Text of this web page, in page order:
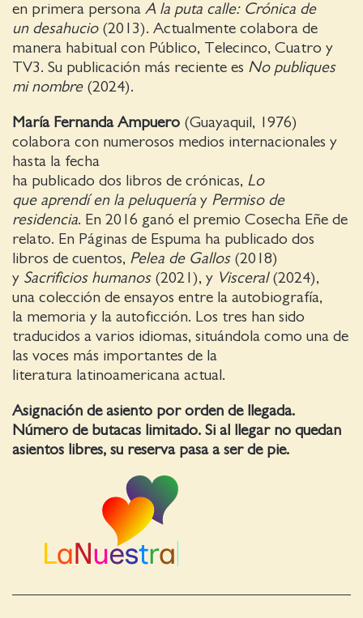
en primera persona A la puta calle: Crónica de
un desahucio(2013). Actualmente colabora de
manera habitual con Público, Telecinco, Cuatro y
TV3. Su publicación más reciente es No publiques
mi nombre (2024).
María Fernanda Ampuero (Guayaquil, 1976)
colabora con numerosos medios internacionales y
hasta la fecha
ha publicado dos libros de crónicas, Lo
que aprendí en la peluquería y Permiso de
residencia. En 2016 ganó el premio Cosecha Eñe de
relato. En Páginas de Espuma ha publicado dos
libros de cuentos, Pelea de Gallos(2018)
y Sacrificios humanos(2021), y Visceral(2024),
una colección de ensayos entre la autobiografía,
la memoria y la autoficción. Los tres han sido
traducidos a varios idiomas, situándola como una de
las voces más importantes de la
literatura latinoamericana actual.
Asignación de asiento por orden de llegada.
Número de butacas limitado. Si al llegar no quedan
asientos libres, su reserva pasa a ser de pie.